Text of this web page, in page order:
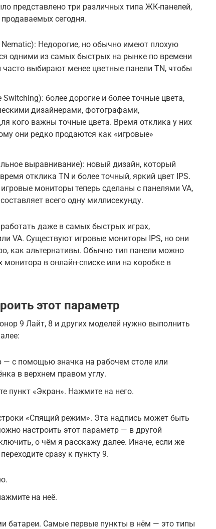
представлено три различных типа ЖК-панелей,
сегодня.
Недорогие, но обычно имеют плохую
одними из самых быстрых на рынке по времени
выбирают менее цветные панели TN, чтобы
более дорогие и более точные цвета,
дизайнерами, фотографами,
кого важны точные цвета. Время отклика у них
они редко продаются как «игровые»
выравнивание): новый дизайн, который
отклика TN и более точный, яркий цвет IPS.
мониторы теперь сделаны с панелями VA,
всего одну миллисекунду.
даже в самых быстрых играх,
VA. Существуют игровые мониторы IPS, но они
как альтернативы. Обычно тип панели можно
монитора в онлайн-списке или на коробке в
этот параметр
9 Лайт, 8 и других моделей нужно выполнить
— с помощью значка на рабочем столе или
в верхнем правом углу.
пункт «Экран». Нажмите на него.
«Спящий режим». Эта надпись может быть
настроить этот параметр — в другой
о чём я расскажу далее. Иначе, если же
сразу к пункту 9.
на неё.
батареи. Самые первые пункты в нём — это типы